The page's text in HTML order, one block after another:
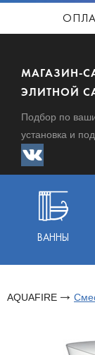
МАГАЗИН-
ЭЛИТНОЙ
Подбор по
установка и
ВАННЫ
AQUAFIRE